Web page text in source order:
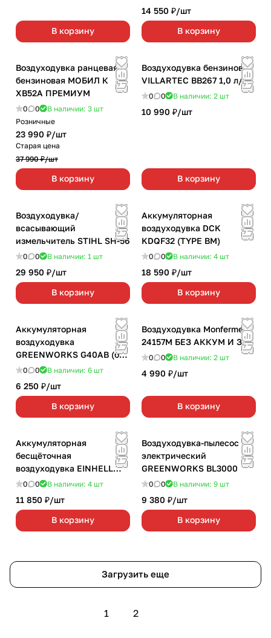
В корзину
14 550 ₽/шт
В корзину
Воздуходувка ранцевая
бензиновая МОБИЛ К
ХВ52А ПРЕМИУМ
0 0 В наличии: 3 шт
Розничные
23 990 ₽/шт
Старая цена
37 990 ₽/шт
В корзину
Воздуходувка бензиновая
VILLARTEC BB267 1,0 л/с
0 0 В наличии: 2 шт
10 990 ₽/шт
В корзину
Воздуходувка/
всасывающий
измельчитель STIHL SH-56
0 0 В наличии: 1 шт
29 950 ₽/шт
В корзину
Аккумуляторная
воздуходувка DCK
KDQF32 (TYPE BM)
0 0 В наличии: 4 шт
18 590 ₽/шт
В корзину
Аккумуляторная
воздуходувка
GREENWORKS G40AB (без
АКБ и З/У)
0 0 В наличии: 6 шт
6 250 ₽/шт
В корзину
Воздуходувка Monferme
24157M БЕЗ АККУМ И ЗУ
0 0 В наличии: 2 шт
4 990 ₽/шт
В корзину
Аккумуляторная
бесщёточная
воздуходувка EINHELL
PXC GE-LB 36/210 Li E-
0 0 В наличии: 4 шт
11 850 ₽/шт
В корзину
Воздуходувка-пылесос
электрический
GREENWORKS BL3000
0 0 В наличии: 9 шт
9 380 ₽/шт
В корзину
Загрузить еще
1 2